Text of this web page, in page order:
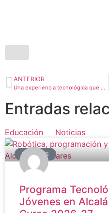
ANTERIOR
Una experiencia tecnológica que despierta la curiosidad y transforma la forma de aprender de chic@s de 7 a 15 años
Entradas
Educación Noticias
NOTICIAS
Programa
Jóvenes en Alcalá